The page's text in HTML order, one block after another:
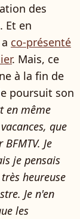
des
. Et en
co-présenté
. Mais, ce
à la fin de
poursuit son
en même
que
Je
je pensais
heureuse
Je n'en
les